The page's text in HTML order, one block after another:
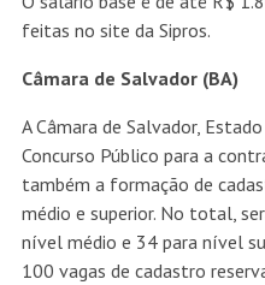
feitas no site da Sipros.
Câmara de Salvador (BA)
A Câmara de Salvador,
Concurso Público para a
também a formação de
médio e superior. No total,
nível médio e 34 para nível
100 vagas de cadastro